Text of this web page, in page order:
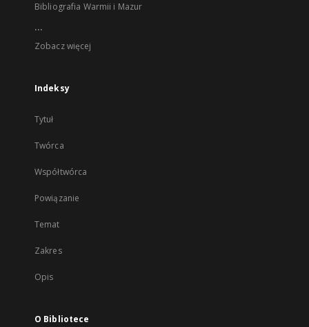
Bibliografia Warmii i Mazur
...
Zobacz więcej
Indeksy
Tytuł
Twórca
Współtwórca
Powiązanie
Temat
Zakres
Opis
O Bibliotece